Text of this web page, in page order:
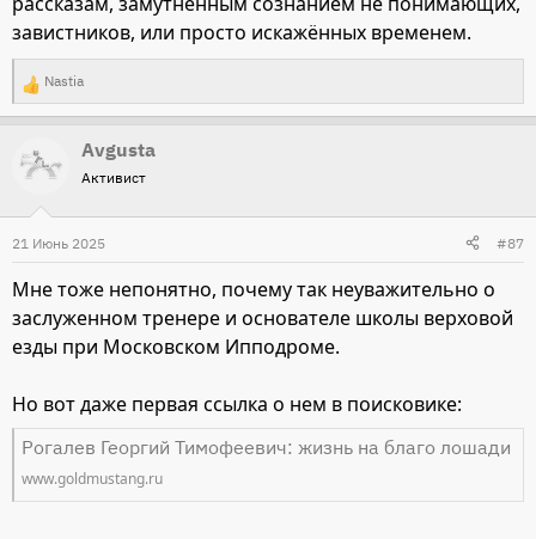
завистников, или просто искажённых временем.
Р
е
а
к
и
и
:
Nastia
Avgusta
Активист
21 Июнь 2025 #87
Мне тоже непонятно, почему так неуважительно о
заслуженном тренере и основателе школы верховой
езды при Московском Ипподроме.
Но вот даже первая ссылка о нем в поисковике:
Рогалев Георгий Тимофеевич: жизнь на благо лошади
www.goldmustang.ru